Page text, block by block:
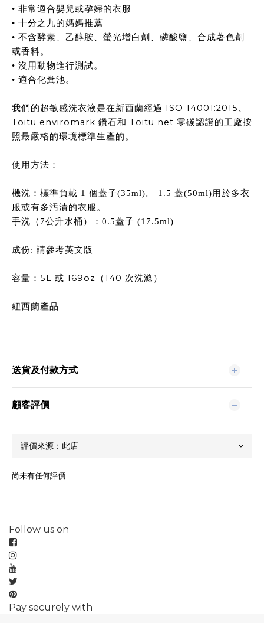
• 非常適合嬰兒或孕婦的衣服
• 十分之九的媽媽推薦
• 不含酵素、乙醇胺、螢光增白劑、磷酸鹽、合成著色劑
或香料。
• 沒用動物進行測試。
• 適合化糞池。
我們的超敏感洗衣液是在新西蘭經過 ISO 14001:2015
Toitu enviromark 鑽石和 Toitu net 零碳認證的工廠按
照最嚴格的環境標準生產的。
使用方法：
機洗：標準負載 1 個蓋子(35ml)。 1.5 蓋(50ml)用於多衣
服或有多汚漬的衣服。
手洗（ 7公升水桶）： 0.5蓋子 (17.5ml)
成份: 請參考英文版
容量： 5L 或 169oz （140 次洗滌）
紐西蘭產品
送貨及付款方式
顧客評價
尚未有任何評價
Follow us on
Pay securely with